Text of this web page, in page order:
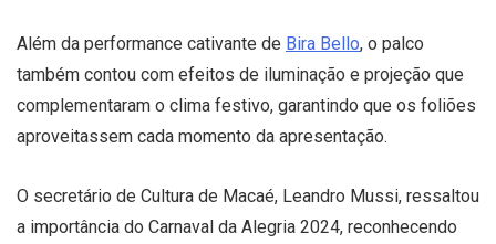
Além da performance cativante de Bira Bello, o palco
também contou com efeitos de iluminação e projeção que
complementaram o clima festivo, garantindo que os foliões
aproveitassem cada momento da apresentação.
O secretário de Cultura de Macaé, Leandro Mussi, ressaltou
a importância do Carnaval da Alegria 2024, reconhecendo